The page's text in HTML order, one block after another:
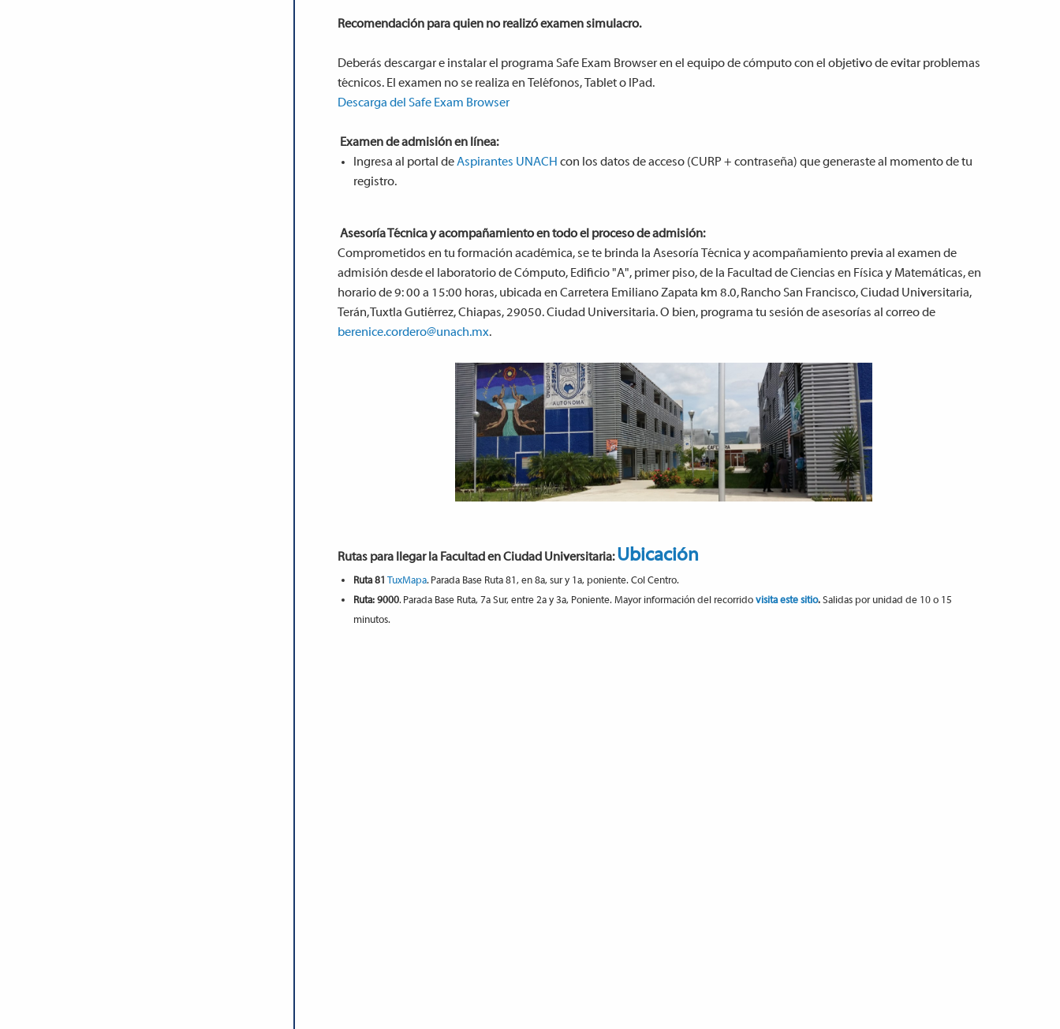
Recomendación para quien no realizó examen simulacro.
Deberás descargar e instalar el programa Safe Exam Browser en el equipo de cómputo con el objetivo de evitar problemas
técnicos. El examen no se realiza en Teléfonos, Tablet o IPad.
Descarga del Safe Exam Browser
Examen de admisión en línea:
Ingresa al portal deAspirantes UNACH con los datos de acceso (CURP + contraseña) que generaste al momento de tu
registro.
Asesoría Técnica y acompañamiento en todo el proceso de admisión:
Comprometidos en tu formación académica, se te brinda la Asesoría Técnica y acompañamiento previa al examen de
admisión desde el laboratorio de Cómputo, Edificio "A", primer piso, de la Facultad de Ciencias en Física y Matemáticas, en
horario de 9: 00 a 15:00 horas, ubicada en Carretera Emiliano Zapata km 8.0, Rancho San Francisco, Ciudad Universitaria,
Terán, Tuxtla Gutiérrez, Chiapas, 29050. Ciudad Universitaria. O bien, programa tu sesión de asesorías al correo de
berenice.cordero@unach.mx.
Rutas para llegar la Facultad en Ciudad Universitaria: Ubicación
Ruta 81 TuxMapa. Parada Base Ruta 81, en 8a, sur y 1a, poniente. Col Centro.
Ruta: 9000. Parada Base Ruta, 7a Sur, entre 2a y 3a, Poniente. Mayor información del recorrido visita este sitio.Salidas por unidad de 10 o 15
minutos.